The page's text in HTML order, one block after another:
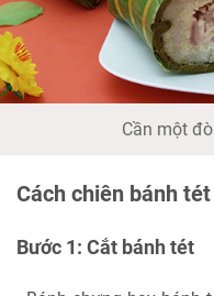
Cần một
Cách chiên bánh
Bước 1: Cắt bánh tét